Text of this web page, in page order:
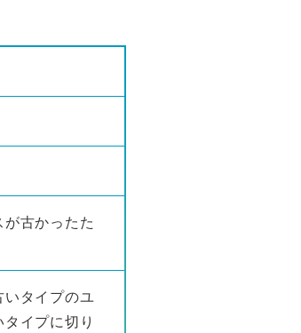
古かったた
タイプのユ
イプに切り